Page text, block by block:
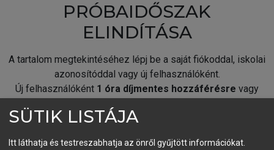
PRÓBAIDŐSZAK
ELINDÍTÁSA
A tartalom megtekintéséhez lépj be a saját fiókoddal, iskolai
azonosítóddal vagy új felhasználóként.
Új felhasználóként 1 óra díjmentes hozzáférésre vagy
fiókoddal,vagy hozz létre új fiókot.
SÜTIK LISTÁJA
Itt láthatja és testreszabhatja az önről gyűjtött információkat.